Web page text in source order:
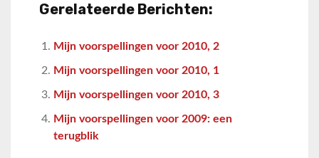
Gerelateerde Berichten:
Mijn voorspellingen voor 2010, 2
Mijn voorspellingen voor 2010, 1
Mijn voorspellingen voor 2010, 3
Mijn voorspellingen voor 2009: een
terugblik